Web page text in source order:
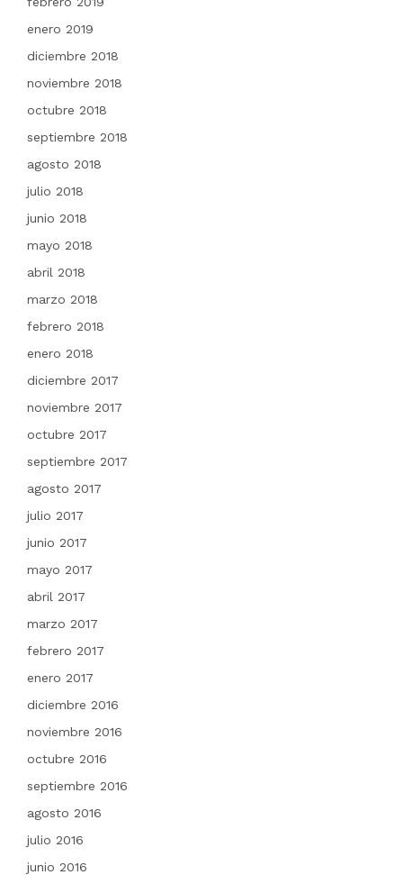
enero 2019
diciembre 2018
noviembre 2018
octubre 2018
septiembre 2018
agosto 2018
julio 2018
junio 2018
mayo 2018
abril 2018
marzo 2018
febrero 2018
enero 2018
diciembre 2017
noviembre 2017
octubre 2017
septiembre 2017
agosto 2017
julio 2017
junio 2017
mayo 2017
abril 2017
marzo 2017
febrero 2017
enero 2017
diciembre 2016
noviembre 2016
octubre 2016
septiembre 2016
agosto 2016
julio 2016
junio 2016